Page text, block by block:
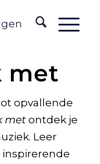
met
opvallende
metontdek je
Leer